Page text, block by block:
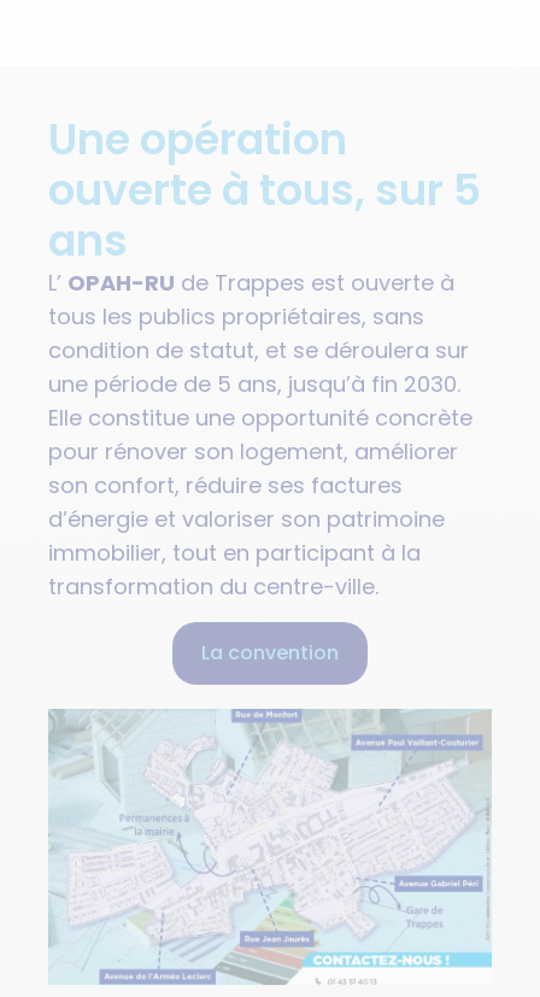
Une opération
ouverte à tous, sur 5
ans
L’ OPAH-RU de Trappes est ouverte à
tous les publics propriétaires, sans
condition de statut, et se déroulera sur
une période de 5 ans, jusqu’à fin 2030.
Elle constitue une opportunité concrète
pour rénover son logement, améliorer
son confort, réduire ses factures
d’énergie et valoriser son patrimoine
immobilier, tout en participant à la
transformation du centre-ville.
La convention